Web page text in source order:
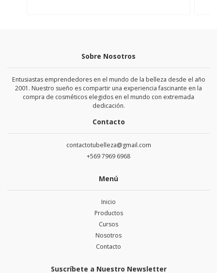
Sobre Nosotros
Entusiastas emprendedores en el mundo de la belleza desde el año
2001. Nuestro sueño es compartir una experiencia fascinante en la
compra de cosméticos elegidos en el mundo con extremada
dedicación.
Contacto
contactotubelleza@gmail.com
+569 7969 6968
Menú
Inicio
Productos
Cursos
Nosotros
Contacto
Suscríbete a Nuestro Newsletter